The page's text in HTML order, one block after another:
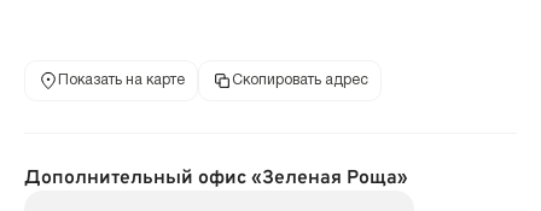
Показать на карте Скопировать адрес
Дополнительный офис «Зеленая Роща»